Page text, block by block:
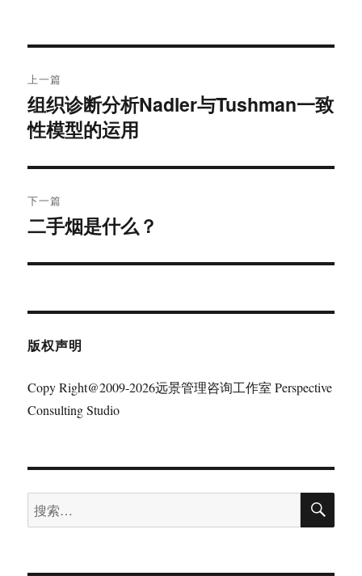
章
导
航
上一篇
上
篇
章：
组织诊断分析Nadler与Tushman一致
性模型的运用
下一篇
下
文
二手烟是什么？
版权声明
Copy Right@2009-2026远景管理咨询工作室 Perspective
Consulting Studio
搜
索：
搜